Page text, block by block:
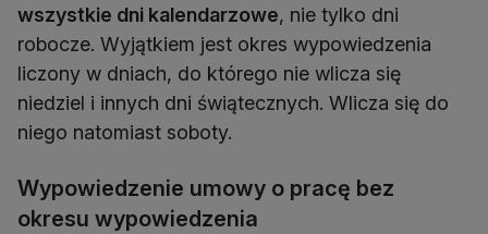
wszystkie dni kalendarzowe, nie tylko dni
robocze. Wyjątkiem jest okres wypowiedzenia
liczony w dniach, do którego nie wlicza się
niedziel i innych dni świątecznych. Wlicza się do
niego natomiast soboty.
Wypowiedzenie umowy o pracę bez
okresu wypowiedzenia